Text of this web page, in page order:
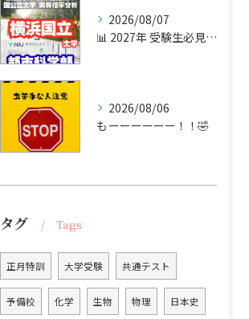
2026/08/07
📊 2027年 受験生必見！【横浜国立大学 実質倍率分析 P...
2026/08/06
もーーーーーー！！🤣
タグ Tags
正月特訓 大学受験 共通テスト
予備校 化学 生物 物理 日本史